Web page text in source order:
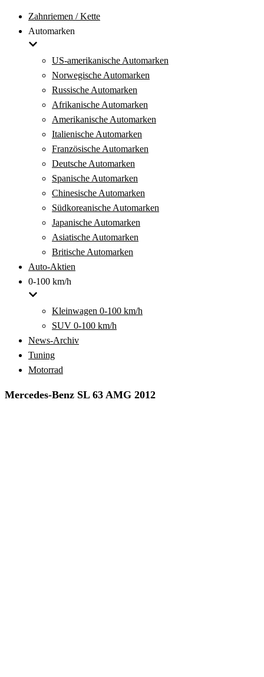
Zahnriemen / Kette
Automarken
US-amerikanische Automarken
Norwegische Automarken
Russische Automarken
Afrikanische Automarken
Amerikanische Automarken
Italienische Automarken
Französische Automarken
Deutsche Automarken
Spanische Automarken
Chinesische Automarken
Südkoreanische Automarken
Japanische Automarken
Asiatische Automarken
Britische Automarken
Auto-Aktien
0-100 km/h
Kleinwagen 0-100 km/h
SUV 0-100 km/h
News-Archiv
Tuning
Motorrad
Mercedes-Benz SL 63 AMG 2012